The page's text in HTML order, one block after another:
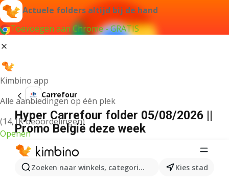
Actuele folders altijd bij de hand
Toevoegen aan Chrome - GRATIS
Kimbino app
Alle aanbiedingen op één plek
(14,1K beoordelingen)
Openen
Zoeken naar winkels, categorieën, producten...
Kies stad
Carrefour
Hyper Carrefour folder 05/08/2026 ||
Promo België deze week